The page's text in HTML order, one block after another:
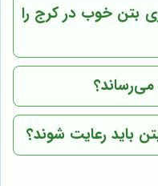
بتن خوب در کرج را
باید رعایت شوند؟